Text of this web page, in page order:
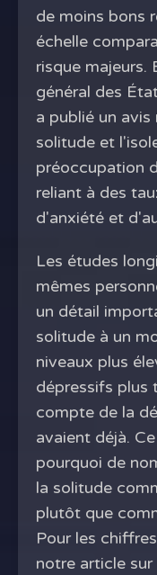
de moins bons
échelle
risque majeurs.
général des
a publié un
solitude et
préoccupation
reliant à des
d'anxiété et
Les études
mêmes
un détail
solitude à un
niveaux plus
dépressifs plus
compte de la
avaient déjà.
pourquoi de
la solitude
plutôt que
Pour les
notre article sur